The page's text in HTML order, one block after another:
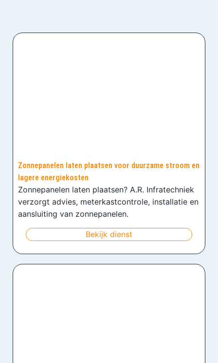
Zonnepanelen laten plaatsen voor duurzame stroom en
lagere energiekosten
Zonnepanelen laten plaatsen? A.R. Infratechniek
verzorgt advies, meterkastcontrole, installatie en
aansluiting van zonnepanelen.
Bekijk dienst